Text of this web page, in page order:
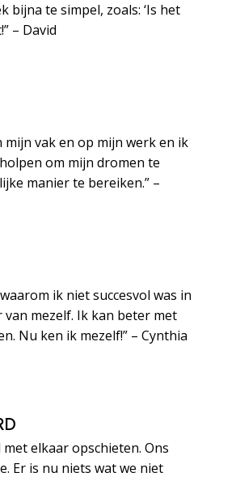
bijna te simpel, zoals: ‘Is het
– David
mijn vak en op mijn werk en ik
om mijn dromen te
manier te bereiken.” –
ik niet succesvol was in
van mezelf. Ik kan beter met
Nu ken ik mezelf!” – Cynthia
elkaar opschieten. Ons
Er is nu niets wat we niet